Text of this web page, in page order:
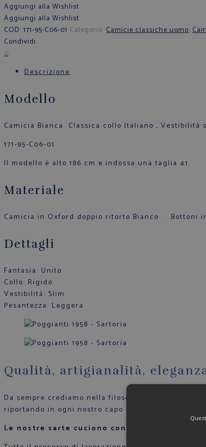
Aggiungi alla Wishlist
Aggiungi alla Wishlist
COD: 171-95-C06-01 Categorie: Camicie classiche uomo,
Condividi
0
Descrizione
Modello
Camicia Bianca Classica collo Italiano ,
171-95-C06-01
Il modello è alto 186 cm e indossa una taglia 41.
Materiale
Camicia in Oxford doppio ritorto Bianco . Bottoni
Dettagli
Fantasia: Unito
Collo: Rigido
Vestibilità: Slim
Pesantezza: Leggera
Qualità, artigianalità,
Da sempre crediamo nella filosofia del Made in
riportando in ogni nostro capo l’attenzione per il
Le nostre sarte cuciono con mani esperte